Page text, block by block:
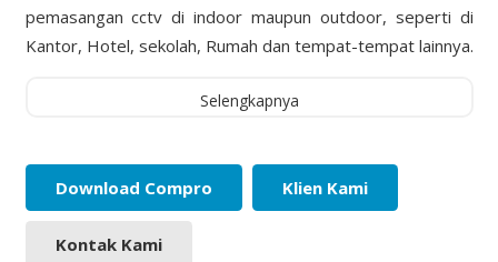
pemasangan cctv di indoor maupun outdoor, seperti di
Kantor, Hotel, sekolah, Rumah dan tempat-tempat lainnya.
Selengkapnya
Download Compro Klien Kami
Kontak Kami